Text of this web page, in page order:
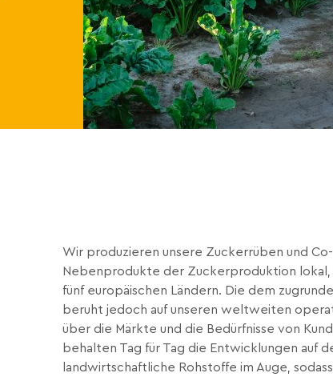
Wir produzieren unsere Zuckerrüben und
Nebenprodukte der Zuckerproduktion lokal,
fünf europäischen Ländern. Die dem
beruht jedoch auf unseren weltweiten
über die Märkte und die Bedürfnisse von
behalten Tag für Tag die Entwicklungen auf
landwirtschaftliche Rohstoffe im Auge,